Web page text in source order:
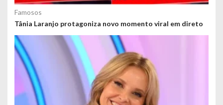
Famosos
Tânia Laranjo protagoniza novo momento viral em direto